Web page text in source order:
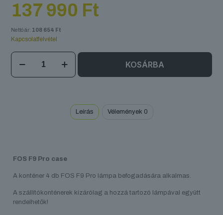
137 990 Ft
Nettó ár: 108 654 Ft
Kapcsolatfelvétel
FOS
Pro
KOSÁRBA
Leírás Vélemények 0
FOS F9 Pro case
A konténer 4 db FOS F9 Pro lámpa befogadására alkalmas.
A szállítókonténerek kizárólag a hozzá tartozó lámpával együtt
rendelhetők!